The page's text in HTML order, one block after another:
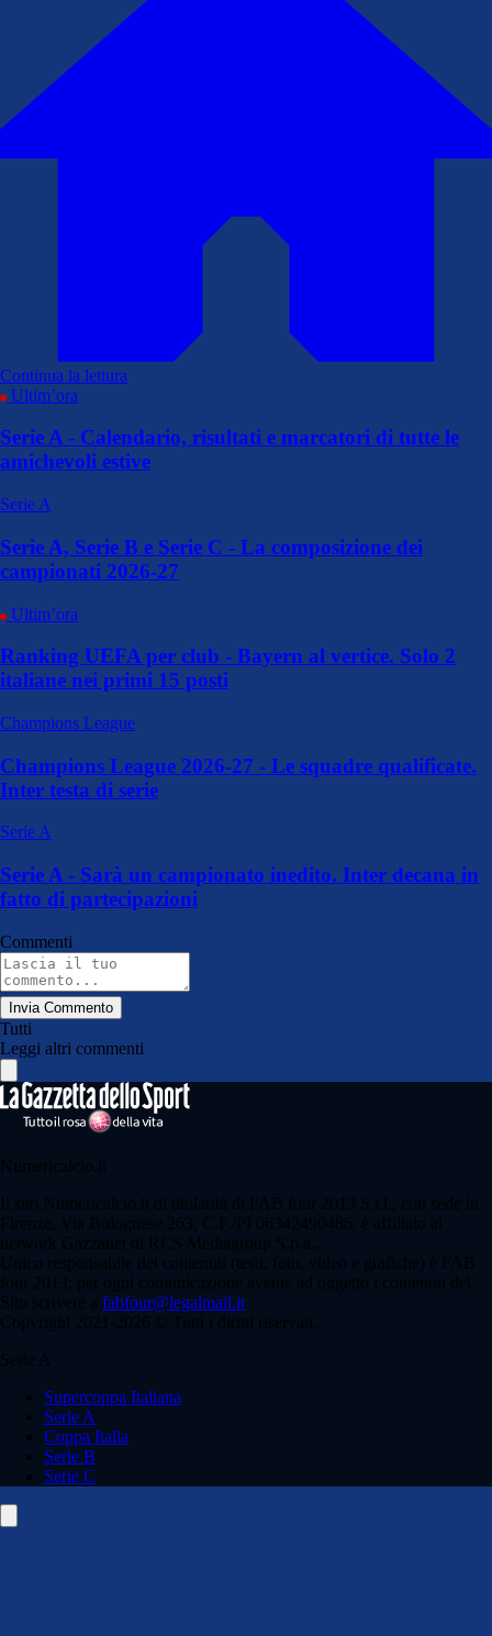
Continua la lettura
Ultim’ora
Serie A - Calendario, risultati e marcatori di tutte le
amichevoli estive
Serie A
Serie A, Serie B e Serie C - La composizione dei
campionati 2026-27
Ultim’ora
Ranking UEFA per club - Bayern al vertice. Solo 2
italiane nei primi 15 posti
Champions League
Champions League 2026-27 - Le squadre qualificate.
Inter testa di serie
Serie A
Serie A - Sarà un campionato inedito. Inter decana in
fatto di partecipazioni
Commenti
Invia Commento
Tutti
Leggi altri commenti
Numericalcio.it
Il sito Numericalcio.it di titolarità di FAB four 2013 S.r.l., con sede in
Firenze, Via Bolognese 263, C.F./PI 06342490486, è affiliato al
network Gazzanet di RCS Mediagroup S.p.a..
Unico responsabile dei contenuti (testi, foto, video e grafiche) è FAB
four 2013; per ogni comunicazione avente ad oggetto i contenuti del
Sito scrivere a fabfour@legalmail.it
Copyright 2021-2026 © Tutti i diritti riservati.
Serie A
Supercoppa Italiana
Serie A
Coppa Italia
Serie B
Serie C